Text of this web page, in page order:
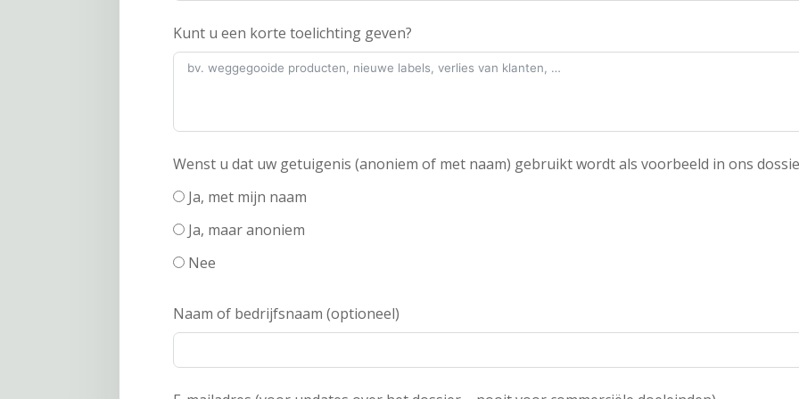
Kunt u een korte toelichting geven?
Wenst u dat uw getuigenis (anoniem of met naam) gebruikt wordt als voorbeeld in ons
Ja, met mijn naam
Ja, maar anoniem
Nee
Naam of bedrijfsnaam (optioneel)